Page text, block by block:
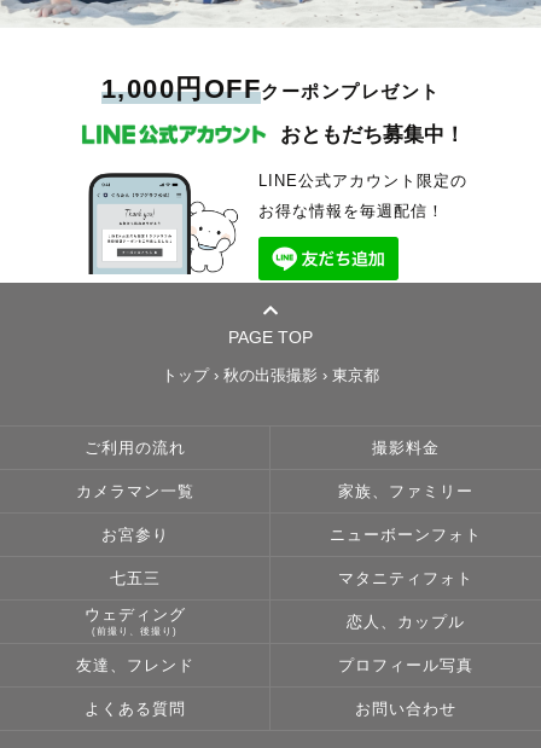
1,000円OFFクーポンプレゼント
おともだち募集中！
LINE公式アカウント限定の
お得な情報を毎週配信！
PAGE TOP
トップ › 秋の出張撮影 › 東京都
ご利用の流れ 撮影料金
カメラマン一覧 家族、ファミリー
お宮参り ニューボーンフォト
七五三 マタニティフォト
ウェディング
(前撮り、後撮り)
恋人、カップル
友達、フレンド プロフィール写真
よくある質問 お問い合わせ